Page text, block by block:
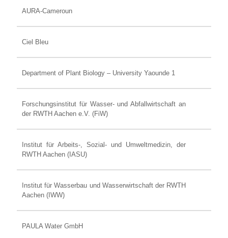
AURA-Cameroun
Ciel Bleu
Department of Plant Biology – University Yaounde 1
Forschungsinstitut für Wasser- und Abfallwirtschaft an
der RWTH Aachen e.V. (FiW)
Institut für Arbeits-, Sozial- und Umweltmedizin, der
RWTH Aachen (IASU)
Institut für Wasserbau und Wasserwirtschaft der RWTH
Aachen (IWW)
PAULA Water GmbH